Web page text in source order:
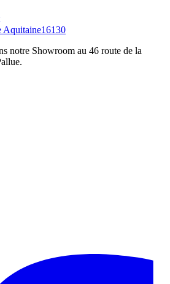
Aquitaine16130
notre Showroom au 46 route de la